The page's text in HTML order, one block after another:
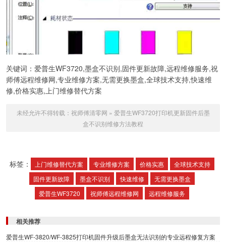
关键词：爱普生WF3720,墨盒不识别,固件更新故障,远程维修服务,祝
师傅远程维修网,专业维修方案,无需更换墨盒,全球技术支持,快速维
修,价格实惠,上门维修替代方案
未经允许不得转载： 祝师傅清零网 » 爱普生WF3720打印机更新固件后墨
盒不识别维修方法教程
标签： 上门维修替代方案 专业维修方案 价格实惠
全球技术支持
固件更新故障
墨盒不识别 快速维修
无需更换墨盒
爱普生WF3720
祝师傅远程维修网 远程维修服务
相关推荐
爱普生WF-3820/WF-3825打印机固件升级后墨盒无法识别的专业远程修复方案